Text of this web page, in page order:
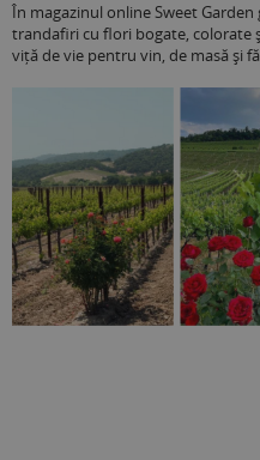
În magazinul online Sweet
trandafiri cu flori bogate, colorate
viță de vie pentru vin, de masă și